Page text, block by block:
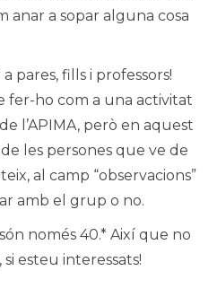
a sopar alguna cosa
pares, fills i professors!
fer-ho com a una activitat
l’APIMA, però en aquest
les persones que ve de
al camp “observacions”
amb el grup o no.
només 40.* Així que no
esteu interessats!